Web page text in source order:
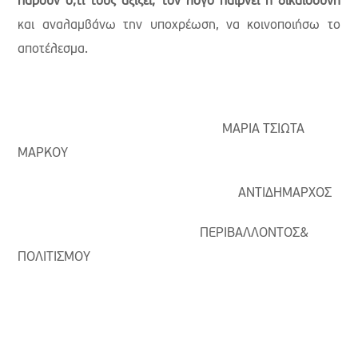
και αναλαμβάνω την υποχρέωση, να κοινοποιήσω το
αποτέλεσμα.
ΜΑΡΙΑ ΤΣΙΩΤΑ
ΜΑΡΚΟΥ
ΑΝΤΙΔΗΜΑΡΧΟΣ
ΠΕΡΙΒΑΛΛΟΝΤΟΣ&
ΠΟΛΙΤΙΣΜΟΥ